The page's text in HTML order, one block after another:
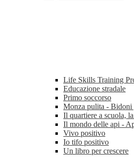
Life Skills Training
Educazione stradale
Primo soccorso
Monza pulita - Bidoni
Il quartiere a scuola,
Il mondo delle api -
Vivo positivo
Io tifo positivo
Un libro per crescere